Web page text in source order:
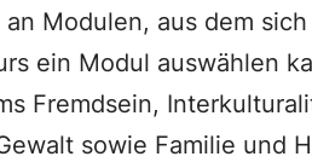
Modulen, aus dem
ein Modul auswählen
Fremdsein,
sowie Familie und